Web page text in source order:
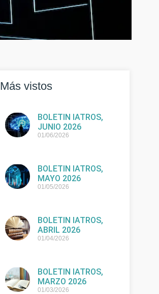
Más vistos
BOLETIN IATROS,
JUNIO 2026
01/06/2026
BOLETIN IATROS,
MAYO 2026
01/05/2026
BOLETIN IATROS,
ABRIL 2026
01/04/2026
BOLETIN IATROS,
MARZO 2026
01/03/2026